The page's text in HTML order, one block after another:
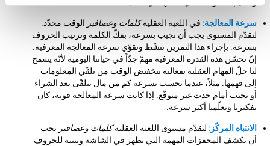
سرعة المعالجة: في اللعبة العقليةكلمات وعصافير الوقت محدّد.
لتقدّم المستوى يجب أن نجيب بسرعة، بفكّ الكلمة وترتيب الحروف
بسرعة. بإجراء هذا التمرين ننشّط ونقوّي سرعة المعالجة المعرفية.
إنّ تحسّن هذه القدرة المعرفية مهمّ جدّاً في حياتنا اليومية لأنّه يسمح
لنا حلّ المهام العقلية بفعالية بتخفيض الوقت من تلقّي المعلومات
إلى فهمها. مثلاً، عندما نحسب بسرعة كم من مال نتلقّى بعد الشراء
أو نجيب أمام حدث غير متوقّع. إذا كانت سرعة المعالجة قوية، كان
تفكيرنا وتعلّمنا أكثر سرعة.
الانتباه المركّز: لتقدّم مستوى اللعبة العقليةكلمات وعصافير يجب
أن نكشف المحفزات المهمة التي تظهر في الشاشة وننتبه للحروف